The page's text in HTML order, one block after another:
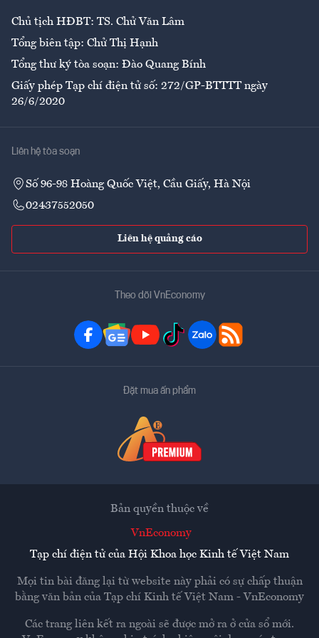
Chủ tịch HĐBT: TS. Chử Văn Lâm
Tổng biên tập: Chử Thị Hạnh
Tổng thư ký tòa soạn: Đào Quang Bính
Giấy phép Tạp chí điện tử số: 272/GP-BTTTT ngày
26/6/2020
Liên hệ tòa soạn
Số 96-98 Hoàng Quốc Việt, Cầu Giấy, Hà Nội
02437552050
Liên hệ quảng cáo
Theo dõi VnEconomy
Đặt mua ấn phẩm
Bản quyền thuộc về
VnEconomy
Tạp chí điện tử của Hội Khoa học Kinh tế Việt Nam
Mọi tin bài đăng lại từ website này phải có sự chấp thuận
bằng văn bản của Tạp chí Kinh tế Việt Nam - VnEconomy
Các trang liên kết ra ngoài sẽ được mở ra ở cửa sổ mới.